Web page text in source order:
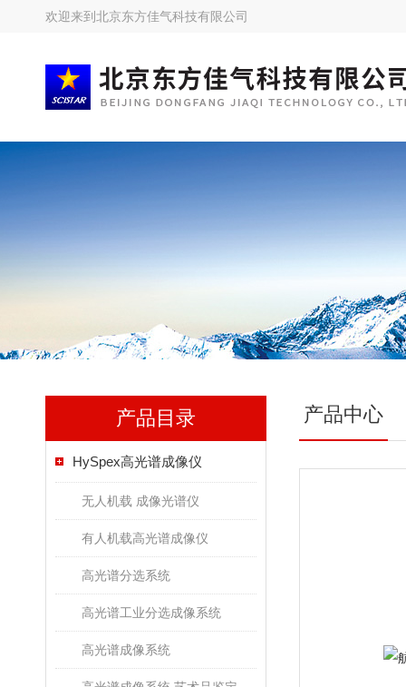
欢迎来到 北京东方佳气科技有限公司
产品目录
HySpex高光谱成像仪
无人机载 成像光谱仪
有人机载高光谱成像仪
高光谱分选系统
高光谱工业分选成像系统
高光谱成像系统
产品中心